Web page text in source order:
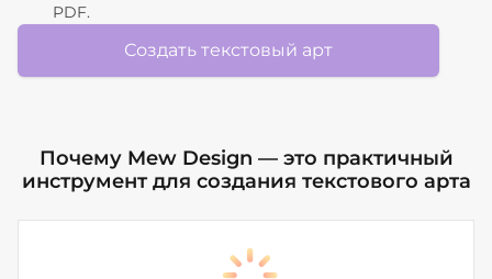
PDF.
Создать текстовый арт
Почему Mew Design — это практичный
инструмент для создания текстового арта